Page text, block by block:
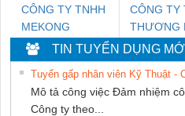
CÔNG TY TNHH
MEKONG
MARINE SUPPLY
CÔNG TY
THƯƠNG
DỊCH VỤ
THUẬT
GIA HƯNG
PHÁT
TIN TUYỂN DỤNG MỚI
Tuyển gấp nhân viên Kỹ Thuật -
Mô tả công việc Đảm nhiệm
Công ty theo...